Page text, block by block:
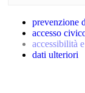
prevenzione
accesso
accessibilità
dati ulteriori